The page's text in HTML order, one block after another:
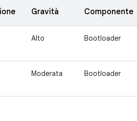
Gravità Componente
Alto Bootloader
Moderata Bootloader